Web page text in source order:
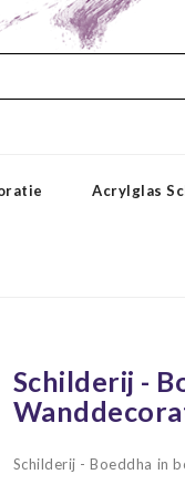
Acrylglas
Schilderij -
Schilderij - Boeddha in